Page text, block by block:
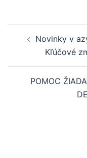
Novinky v
Kľúčové
POMOC